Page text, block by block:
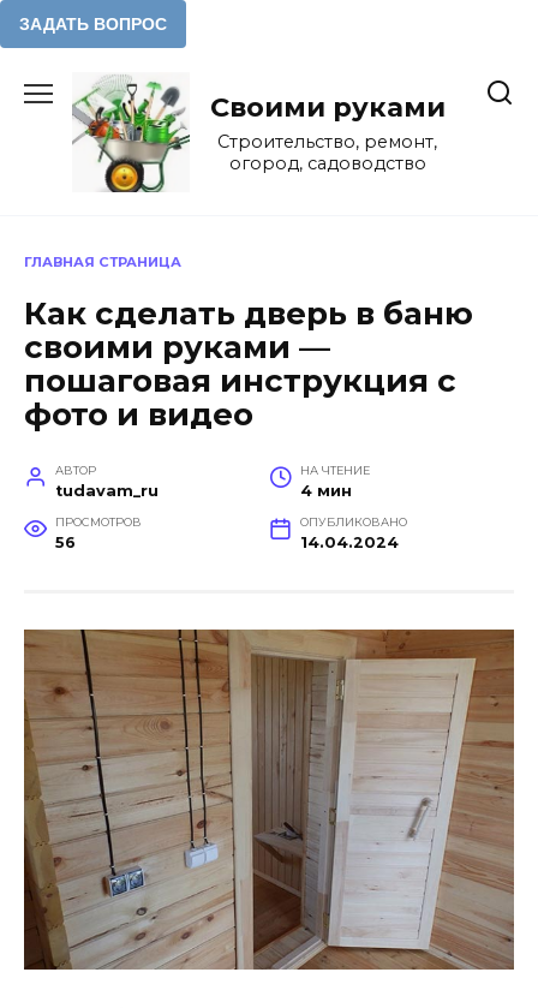
содержанию
Своими руками
Строительство, ремонт,
огород, садоводство
ГЛАВНАЯ СТРАНИЦА
Как сделать дверь в баню
своими руками —
пошаговая инструкция с
фото и видео
АВТОР
tudavam_ru
НА ЧТЕНИЕ
4 мин
ПРОСМОТРОВ
56
ОПУБЛИКОВАНО
14.04.2024